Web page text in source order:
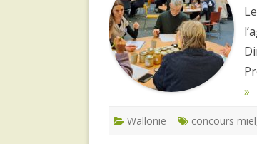
»
Wallonie concours miel